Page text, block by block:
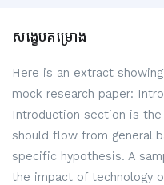
សង្ខេបគម្រោង
Here is an extract
mock research paper:
Introduction section is
should flow from general
specific hypothesis. A
the impact of technology